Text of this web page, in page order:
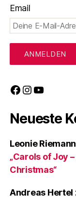
Email
Facebook
Instagram
YouTube
Neueste
Leonie Riemann
„Carols of Joy
Christmas“
Andreas Hertel